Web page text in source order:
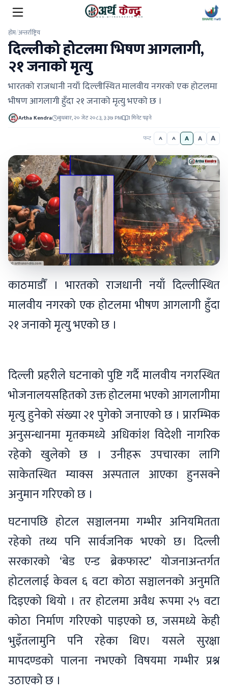
होम/अन्तर्राष्ट्रिय
दिल्लीको होटलमा भिषण आगलागी,
२१ जनाको मृत्यु
भारतको राजधानी नयाँ दिल्लीस्थित मालवीय नगरको एक होटलमा
भीषण आगलागी हुँदा २१ जनाको मृत्यु भएको छ ।
Artha Kendra बुधबार, २० जेठ २०८३, ३:३७ PM 1 मिनेट पढ्ने
फन्ट A A A A A
काठमाडौँ । भारतको राजधानी नयाँ दिल्लीस्थित
मालवीय नगरको एक होटलमा भीषण आगलागी हुँदा
२१ जनाको मृत्यु भएको छ ।
दिल्ली प्रहरीले घटनाको पुष्टि गर्दै मालवीय नगरस्थित
भोजनालयसहितको उक्त होटलमा भएको आगलागीमा
मृत्यु हुनेको संख्या २१ पुगेको जनाएको छ । प्रारम्भिक
अनुसन्धानमा मृतकमध्ये अधिकांश विदेशी नागरिक
रहेको खुलेको छ । उनीहरू उपचारका लागि
साकेतस्थित म्याक्स अस्पताल आएका हुनसक्ने
अनुमान गरिएको छ ।
घटनापछि होटल सञ्चालनमा गम्भीर अनियमितता
रहेको तथ्य पनि सार्वजनिक भएको छ। दिल्ली
सरकारको ‘बेड एन्ड ब्रेकफास्ट’ योजनाअन्तर्गत
होटललाई केवल ६ वटा कोठा सञ्चालनको अनुमति
दिइएको थियो । तर होटलमा अवैध रूपमा २५ वटा
कोठा निर्माण गरिएको पाइएको छ, जसमध्ये केही
भुइँतलामुनि पनि रहेका थिए। यसले सुरक्षा
मापदण्डको पालना नभएको विषयमा गम्भीर प्रश्न
उठाएको छ ।